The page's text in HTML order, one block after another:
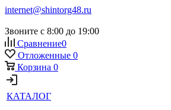
internet@shintorg48.ru
Звоните с 8:00 до 19:00
Сравнение0
Отложенные 0
Корзина 0
КАТАЛОГ